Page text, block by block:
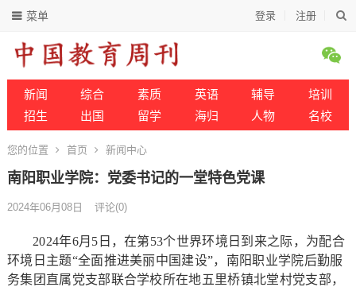
登录 注册
菜单
新闻 综合 素质 英语 辅导
培训
招生
出国 留学 海归 人物 名校
您的位置 首页 新闻中心
南阳职业学院：党委书记的一堂特色党课
2024年06月08日 评论(0)
2024年6月5日，在第53个世界环境日到来之际，为配合
环境日主题“全面推进美丽中国建设”，南阳职业学院后勤服
务集团直属党支部联合学校所在地五里桥镇北堂村党支部，